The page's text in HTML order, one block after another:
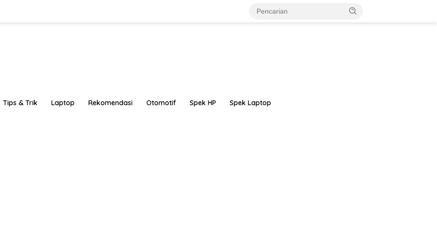
Tips & Trik Laptop Rekomendasi Otomotif Spek HP Spek Laptop